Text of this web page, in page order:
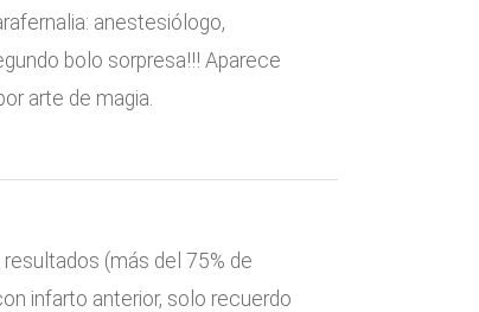
anestesiólogo,
bolo sorpresa!!! Aparece
arte de magia.
(más del 75% de
infarto anterior, solo recuerdo